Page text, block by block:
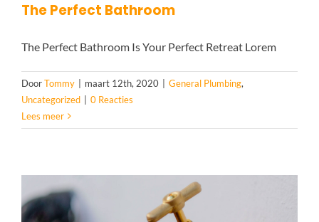
The Perfect Bathroom
The Perfect Bathroom Is Your Perfect Retreat Lorem
DoorTommy maart 12th, 2020 General Plumbing,
Uncategorized
0 Reacties
Lees meer